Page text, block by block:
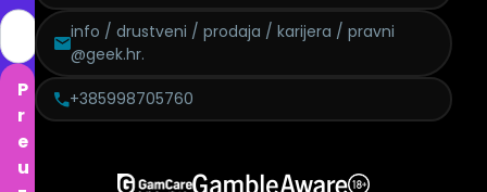
P
r
e
u
info / drustveni / prodaja / karijera / pravni
@geek.hr.
+385998705760